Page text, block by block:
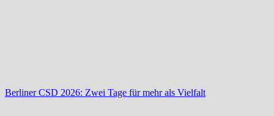
Berliner CSD 2026: Zwei Tage für mehr als Vielfalt